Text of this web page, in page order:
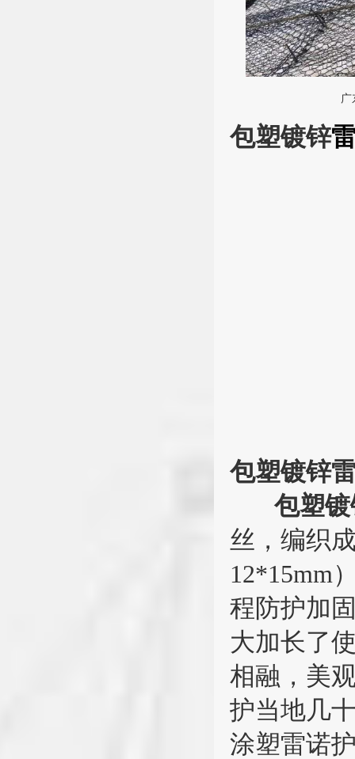
包塑镀锌
包塑镀锌
包塑
丝，编织
12*15mm
程防护加
大加长了
相融，美
护当地几
涂塑雷诺